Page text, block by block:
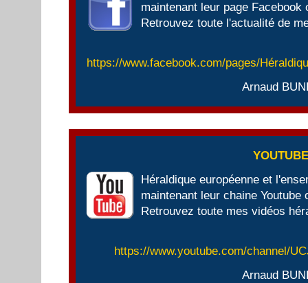
maintenant leur page Facebook
Retrouvez toute l'actualité de
https://www.facebook.com/pages/
Arnaud
Héraldique européenne et
maintenant leur chaine Youtube
Retrouvez toute mes vidéos
https://www.youtube.com/channel/
Arnaud